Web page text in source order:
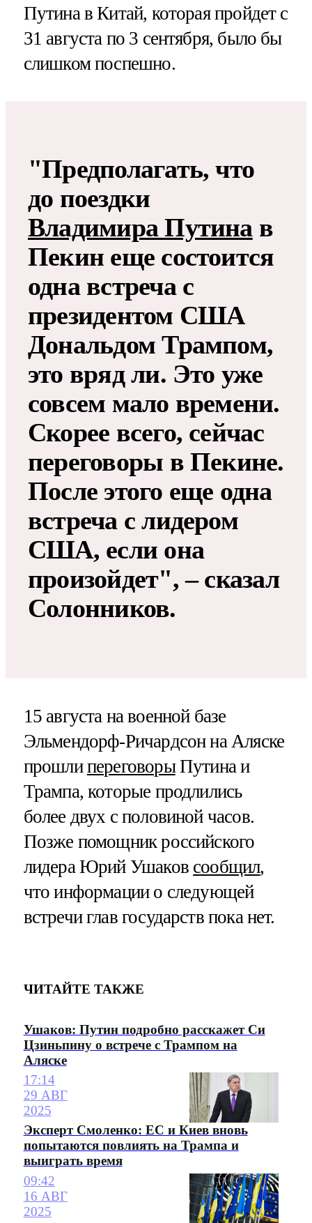
Путина в Китай, которая пройдет с
31 августа по 3 сентября, было бы
слишком поспешно.
"Предполагать, что
до поездки
Владимира Путинав
Пекин еще состоится
одна встреча с
президентом США
Дональдом Трампом,
это вряд ли. Это уже
совсем мало времени.
Скорее всего, сейчас
переговоры в Пекине.
После этого еще одна
встреча с лидером
США, если она
произойдет", – сказал
Солонников.
15 августа на военной базе
Эльмендорф-Ричардсон на Аляске
прошлипереговорыПутина и
Трампа, которые продлились
более двух с половиной часов.
Позже помощник российского
лидера Юрий Ушаков сообщил,
что информации о следующей
встречи глав государств пока нет.
ЧИТАЙТЕ ТАКЖЕ
Ушаков: Путин подробно расскажет Си
Цзиньпину о встрече с Трампом на
Аляске
17:14
29 АВГ
2025
Эксперт Смоленко: ЕС и Киев вновь
попытаются повлиять на Трампа и
выиграть время
09:42
16 АВГ
2025